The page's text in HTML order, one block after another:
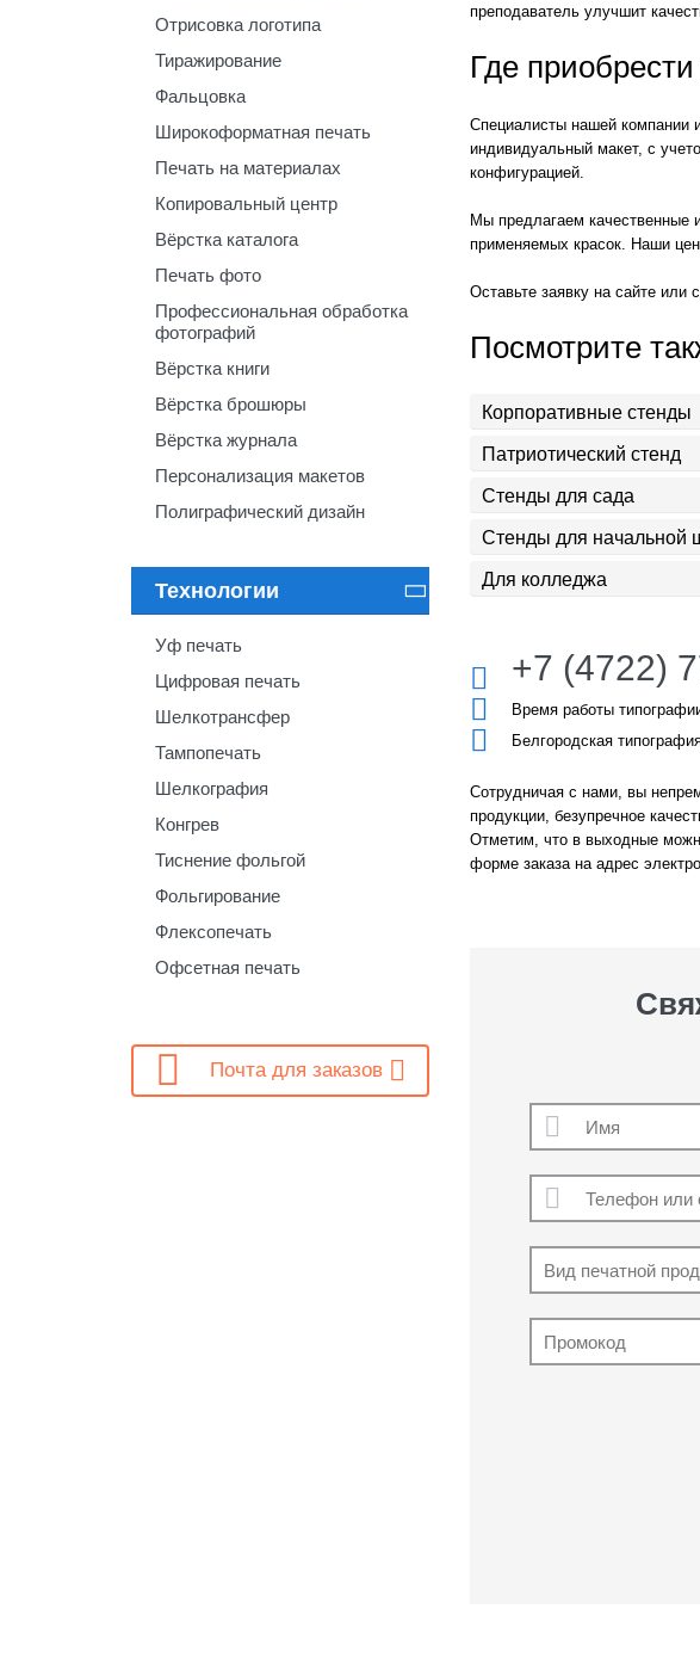
Отрисовка логотипа
Тиражирование
Фальцовка
Широкоформатная печать
Печать на материалах
Копировальный центр
Вёрстка каталога
Печать фото
Профессиональная обработка
фотографий
Вёрстка книги
Вёрстка брошюры
Вёрстка журнала
Персонализация макетов
Полиграфический дизайн
Технологии 
Уф печать
Цифровая печать
Шелкотрансфер
Тампопечать
Шелкография
Конгрев
Тиснение фольгой
Фольгирование
Флексопечать
Офсетная печать
 Почта для заказов
преподаватель улучшит
Где
Специалисты нашей компании
индивидуальный макет, с
конфигурацией.
Мы предлагаем качественные
применяемых красок. Наши
Оставьте заявку на сайте или
Посмотрите
Корпоративные стенды
Патриотический стенд
Стенды для сада
Стенды для начальной
Для колледжа
 +7 (4722)
 Время работы
 Белгородская
Сотрудничая с нами, вы
продукции, безупречное
Отметим, что в выходные
форме заказа на адрес